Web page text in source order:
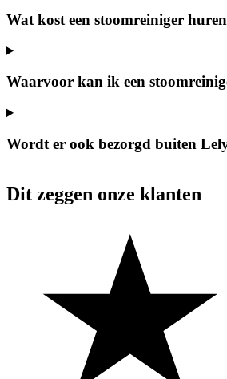
Wat kost een stoomreiniger
Waarvoor kan ik een
Wordt er ook bezorgd buiten
Dit zeggen onze klanten